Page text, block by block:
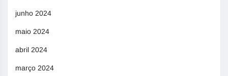
junho 2024
maio 2024
abril 2024
março 2024